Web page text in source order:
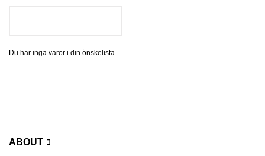
Du har inga varor i din önskelista.
ABOUT